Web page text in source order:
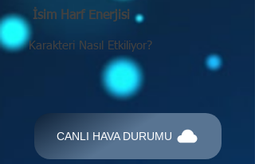
İsim Harf Enerjisi
Karakteri Nasıl Etkiliyor?
CANLI HAVA DURUMU